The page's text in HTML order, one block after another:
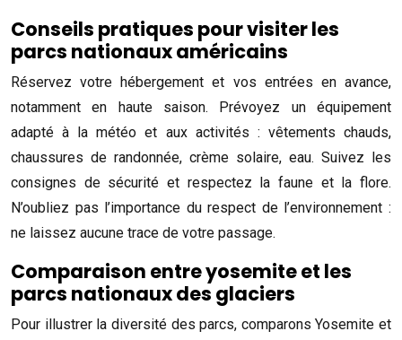
Conseils pratiques pour visiter les
parcs nationaux américains
Réservez votre hébergement et vos entrées en avance,
notamment en haute saison. Prévoyez un équipement
adapté à la météo et aux activités : vêtements chauds,
chaussures de randonnée, crème solaire, eau. Suivez les
consignes de sécurité et respectez la faune et la flore.
N’oubliez pas l’importance du respect de l’environnement :
ne laissez aucune trace de votre passage.
Comparaison entre yosemite et les
parcs nationaux des glaciers
Pour illustrer la diversité des parcs, comparons Yosemite et